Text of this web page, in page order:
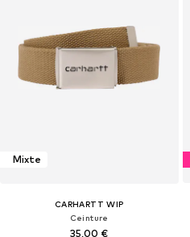
Mixte
CARHARTT WIP
Ceinture
35,00 €